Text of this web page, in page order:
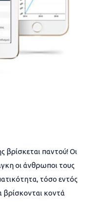
βρίσκεται παντού! Οι
οι άνθρωποι τους
τόσο εντός
βρίσκονται κοντά